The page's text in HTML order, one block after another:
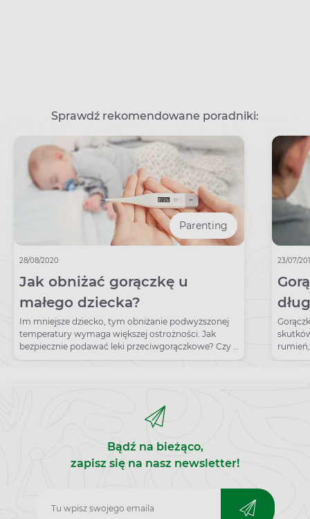
Sprawdź rekomendowane poradniki:
Parenting
28/08/2020
Jak obniżać gorączkę u
małego dziecka?
Im mniejsze dziecko, tym obniżanie podwyższonej
temperatury wymaga większej ostrożności. Jak
bezpiecznie podawać leki przeciwgorączkowe? Czy u
dzieci można stosować jednocześnie ibuprofen i
23/07/
Bądź na bieżąco,
zapisz się na nasz newsletter!
Zapisz